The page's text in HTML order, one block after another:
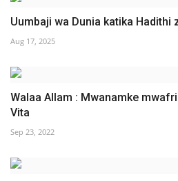
Uumbaji wa Dunia katika Hadithi
Aug 17, 2025
Walaa Allam : Mwanamke
Vita
Sep 23, 2022